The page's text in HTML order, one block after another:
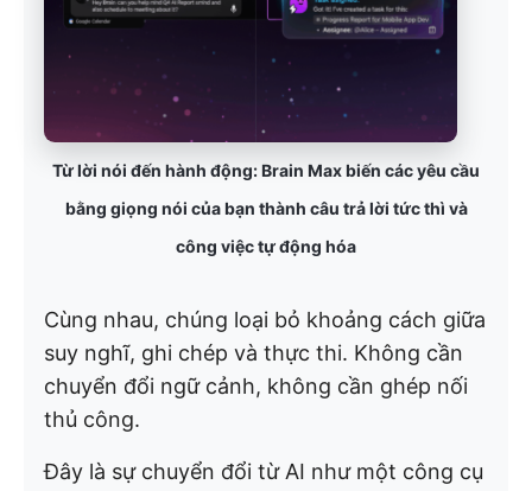
Từ lời nói đến hành động: Brain Max biến các yêu cầu
bằng giọng nói của bạn thành câu trả lời tức thì và
công việc tự động hóa
Cùng nhau, chúng loại bỏ khoảng cách giữa
suy nghĩ, ghi chép và thực thi. Không cần
chuyển đổi ngữ cảnh, không cần ghép nối
thủ công.
Đây là sự chuyển đổi từ AI như một công cụ